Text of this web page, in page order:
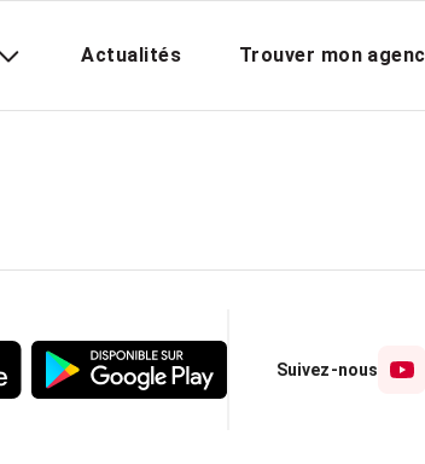
Actualités Trouver mon
Suivez-nous